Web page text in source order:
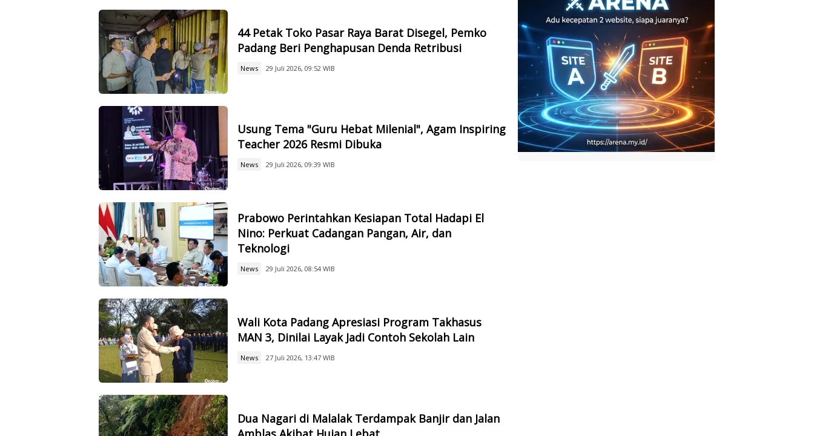
44 Petak Toko Pasar Raya Barat Disegel, Pemko
Padang Beri Penghapusan Denda Retribusi
News 29 Juli 2026, 09:52 WIB
Usung Tema "Guru Hebat Milenial", Agam Inspiring
Teacher 2026 Resmi Dibuka
News 29 Juli 2026, 09:39 WIB
Prabowo Perintahkan Kesiapan Total Hadapi El
Nino: Perkuat Cadangan Pangan, Air, dan
Teknologi
News 29 Juli 2026, 08:54 WIB
Wali Kota Padang Apresiasi Program Takhasus
MAN 3, Dinilai Layak Jadi Contoh Sekolah Lain
News 27 Juli 2026, 13:47 WIB
Dua Nagari di Malalak Terdampak Banjir dan Jalan